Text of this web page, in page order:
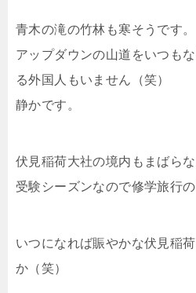
青木の滝の竹林も寒そうです。
アップダウンの山道をいつも
る外国人もいません（笑）
静かです。
伏見稲荷大社の境内もまばらな
受験シーズンなので修学旅行
いつになれば賑やかな伏見稲
か（笑）